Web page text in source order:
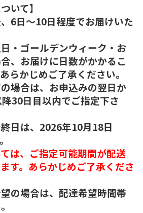
いて】
6日～10日程度でお届けいた
・ゴールデンウィーク・お
、お届けに日数がかかるこ
らかじめご了承ください。
場合は、お申込みの翌日か
30日目以内でご指定下さ
日は、2026年10月18日
は、ご指定可能期間が配送
す。あらかじめご了承くださ
の場合は、配達希望時間帯